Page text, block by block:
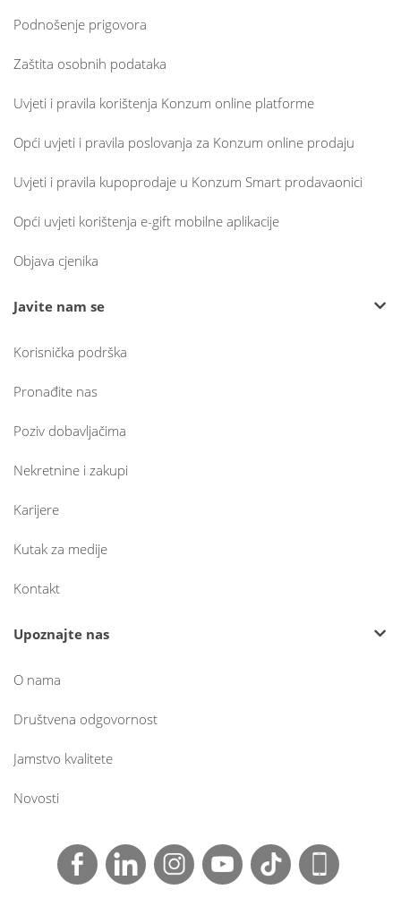
Podnošenje prigovora
Zaštita osobnih podataka
Uvjeti i pravila korištenja Konzum online platforme
Opći uvjeti i pravila poslovanja za Konzum online prodaju
Uvjeti i pravila kupoprodaje u Konzum Smart prodavaonici
Opći uvjeti korištenja e-gift mobilne aplikacije
Objava cjenika
Javite nam se
Korisnička podrška
Pronađite nas
Poziv dobavljačima
Nekretnine i zakupi
Karijere
Kutak za medije
Kontakt
Upoznajte nas
O nama
Društvena odgovornost
Jamstvo kvalitete
Novosti